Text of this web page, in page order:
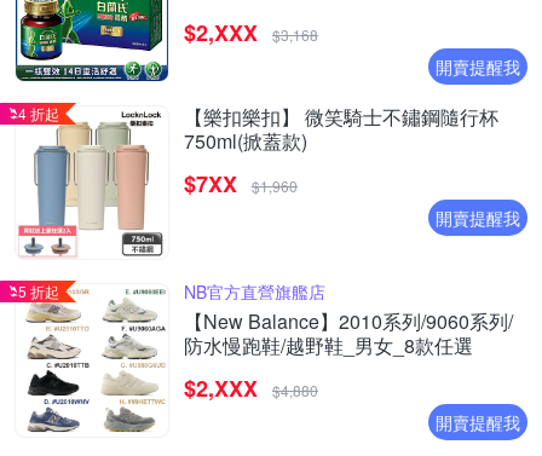
$2,XXX $3,168
開賣提醒我
4 折起
【樂扣樂扣】 微笑騎士不鏽鋼隨行杯
750ml(掀蓋款)
$7XX $1,960
開賣提醒我
5 折起 NB官方直營旗艦店
【New Balance】2010系列/9060系列/
防水慢跑鞋/越野鞋_男女_8款任選
$2,XXX $4,880
開賣提醒我